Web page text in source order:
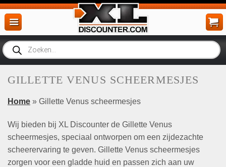
Ga
naar
inhoud
Producten
zoeken
GILLETTE VENUS SCHEERMESJES
Home » Gillette Venus scheermesjes
Wij bieden bij XL Discounter de Gillette Venus
scheermesjes, speciaal ontworpen om een zijdezachte
scheerervaring te geven. Gillette Venus scheermesjes
zorgen voor een gladde huid en passen zich aan uw